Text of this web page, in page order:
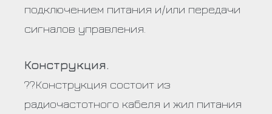
подключением питания и/или передачи
сигналов управления.
Конструкция.
??Конструкция состоит из
радиочастотного кабеля и жил питания